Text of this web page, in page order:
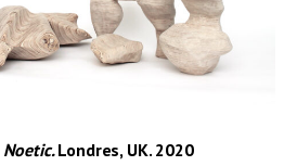
Noetic.Londres, UK. 2020